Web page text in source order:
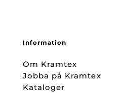
Information
Om Kramtex
Jobba på Kramtex
Kataloger